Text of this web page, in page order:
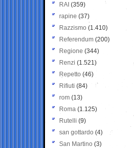
RAI (359)
rapine (37)
Razzismo (1.410)
Referendum (200)
Regione (344)
Renzi (1.521)
Repetto (46)
Rifiuti (84)
rom (13)
Roma (1.125)
Rutelli (9)
san gottardo (4)
San Martino (3)